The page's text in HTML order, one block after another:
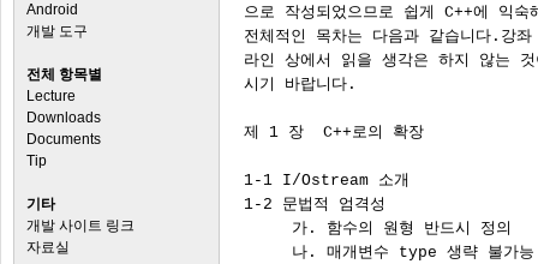
Android
개발 도구
전체 항목별
Lecture
Downloads
Documents
Tip
기타
개발 사이트 링크
자료실